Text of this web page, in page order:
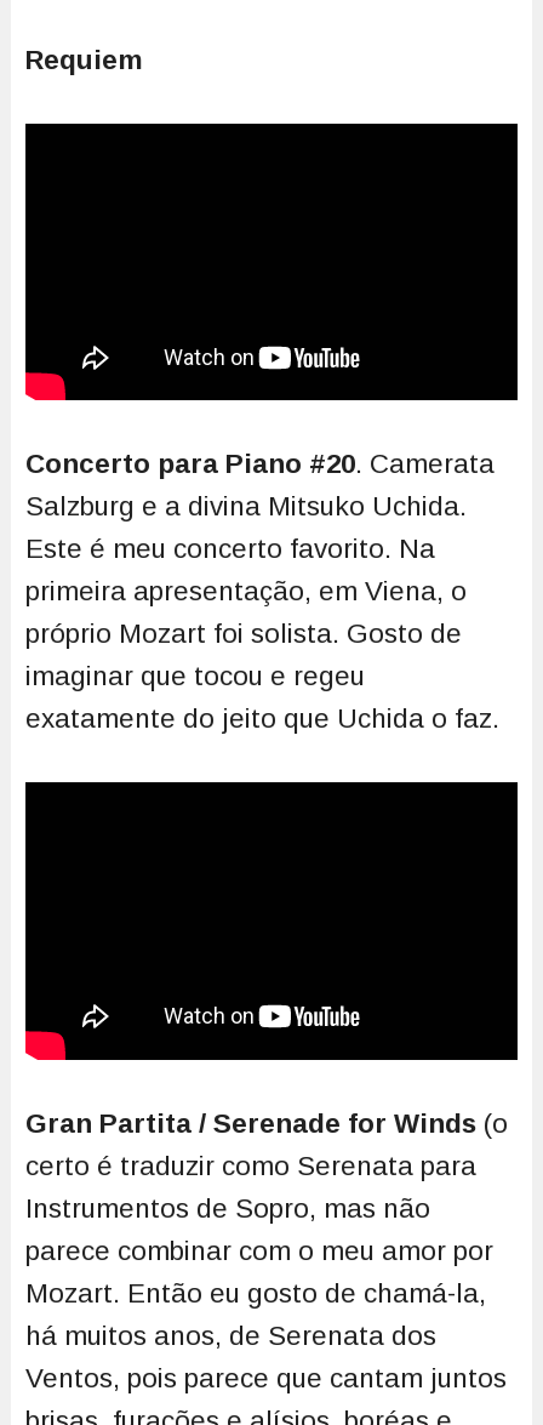
Requiem
Concerto para Piano #20. Camerata
Salzburg e a divina Mitsuko Uchida.
Este é meu concerto favorito. Na
primeira apresentação, em Viena, o
próprio Mozart foi solista. Gosto de
imaginar que tocou e regeu
exatamente do jeito que Uchida o faz.
Gran Partita / Serenade for Winds(o
certo é traduzir como Serenata para
Instrumentos de Sopro, mas não
parece combinar com o meu amor por
Mozart. Então eu gosto de chamá-la,
há muitos anos, de Serenata dos
Ventos, pois parece que cantam juntos